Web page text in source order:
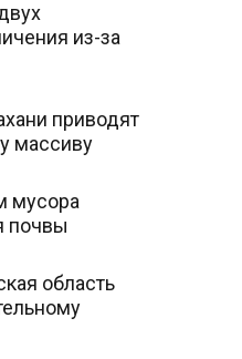
из-за
приводят
массиву
мусора
почвы
область